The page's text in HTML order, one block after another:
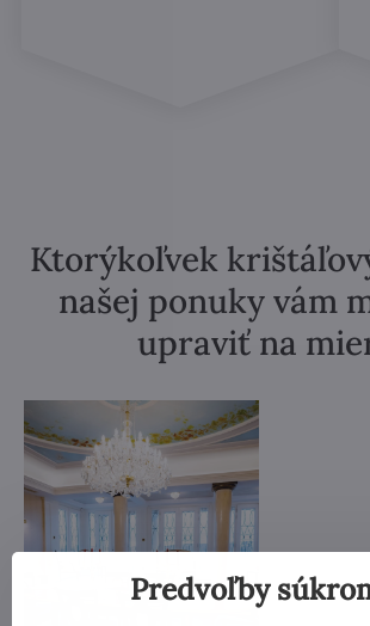
Ktorýkoľvek
našej ponuky vám
upraviť na
Predvoľby